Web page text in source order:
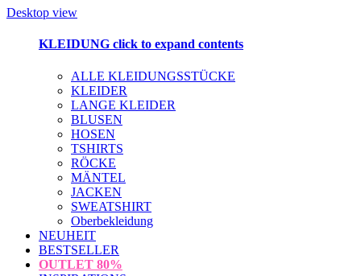
Desktop view
KLEIDUNG click to expand contents
ALLE KLEIDUNGSSTÜCKE
KLEIDER
LANGE KLEIDER
BLUSEN
HOSEN
TSHIRTS
RÖCKE
MÄNTEL
JACKEN
SWEATSHIRT
Oberbekleidung
NEUHEIT
BESTSELLER
OUTLET 80%